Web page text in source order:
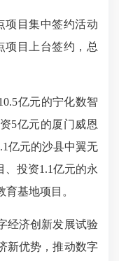
目集中签约活动
项目上台签约，总
亿元的宁化数智
5亿元的厦门威恩
亿元的沙县中翼无
、投资1.1亿元的永
基地项目。
济创新发展试验
新优势，推动数字